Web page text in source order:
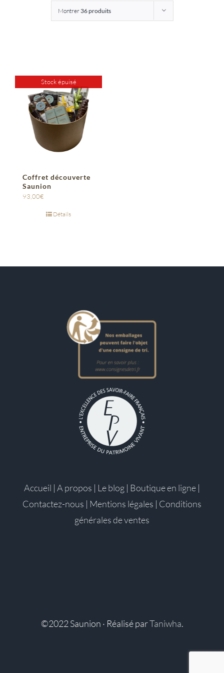
Montrer 36 produits
Stock épuisé
Coffret découverte
Saunion
93,00€
Détails
Accueil | A propos | Le blog | Boutique en ligne |
Contactez-nous | Mentions légales | Conditions
générales de ventes
©2022 Saunion · Réalisé parTaniwha.